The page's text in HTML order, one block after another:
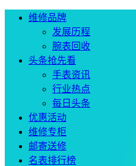
维修品牌
发展历程
腕表回收
头条抢先看
手表资讯
行业热点
每日头条
优惠活动
维修专柜
邮寄送修
名表排行榜